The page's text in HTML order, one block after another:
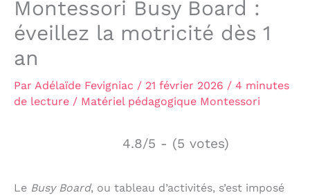
Montessori Busy Board :
éveillez la motricité dès 1
an
Par Adélaïde Fevigniac / 21 février 2026 / 4 minutes
de lecture / Matériel pédagogique Montessori
4.8/5 - (5 votes)
Le Busy Board, ou tableau d’activités, s’est imposé